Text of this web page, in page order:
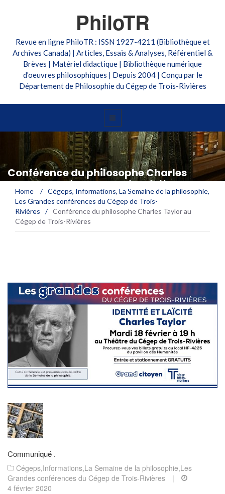
PhiloTR
Revue en ligne PhiloTR : ISSN 1927-4211 (Bibliothèque et
Archives Canada) | Articles, Essais & Analyses, Référentiel &
Brèves | Matériel didactique | Bibliothèque numérique
d'oeuvres philosophiques | Depuis 2004 | Conçu par le
Département de Philosophie du Cégep de Trois-Rivières
Conférence du philosophe Charles
Taylor au Cégep de Trois-Rivières
Home / Cégeps, Informations, La Semaine de la philosophie,
Les Grandes conférences du Cégep de Trois-
Rivières
/ Conférence du philosophe Charles Taylor au
Cégep de Trois-Rivières
Communiqué .
Cégeps,Informations,La Semaine de la philosophie,Les
Grandes conférences du Cégep de Trois-Rivières
|
4 février 2020